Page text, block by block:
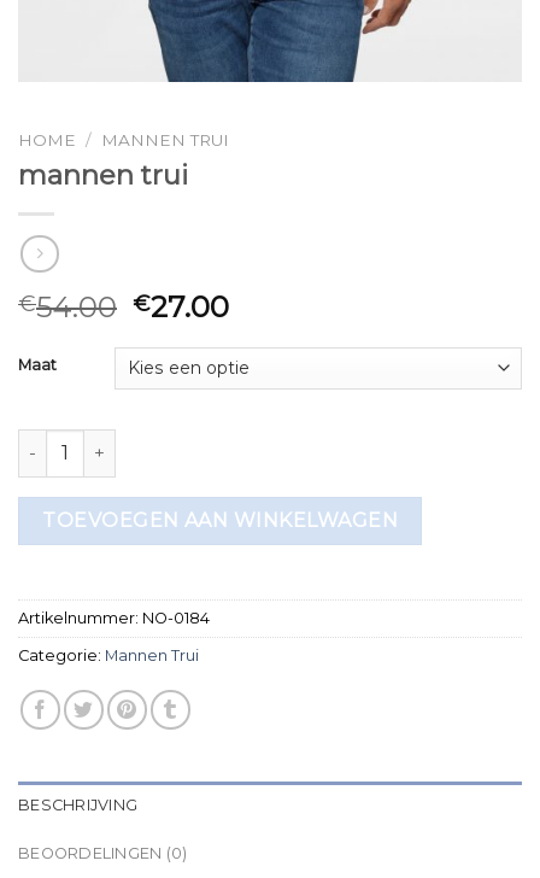
HOME / MANNEN TRUI
mannen trui
€54.00 €27.00
Maat
mannen trui aantal
TOEVOEGEN AAN WINKELWAGEN
Artikelnummer: NO-0184
Categorie: Mannen Trui
BESCHRIJVING
BEOORDELINGEN (0)